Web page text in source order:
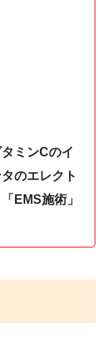
タミンCのイ
のエレクト
EMS施術」